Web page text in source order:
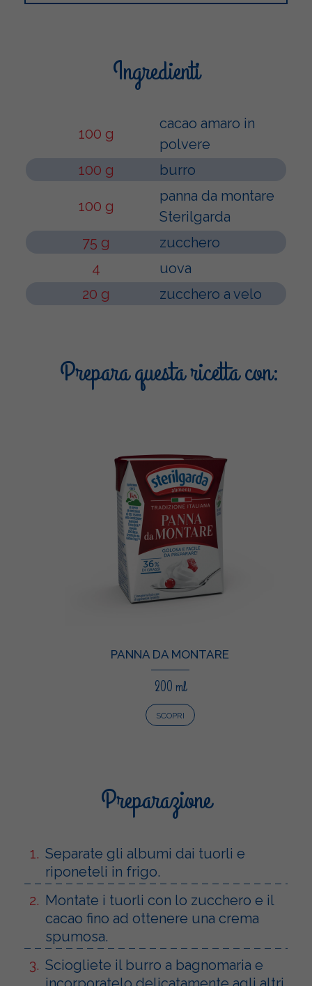
Ingredienti
100 g
cacao amaro in
polvere
100 g
burro
100 g
panna da montare
Sterilgarda
75 g
zucchero
4
uova
20 g
zucchero a velo
Prepara questa ricetta con:
PANNA DA MONTARE
200 ml
SCOPRI
Preparazione
Separate gli albumi dai tuorli e
riponeteli in frigo.
Montate i tuorli con lo zucchero e il
cacao fino ad ottenere una crema
spumosa.
Sciogliete il burro a bagnomaria e